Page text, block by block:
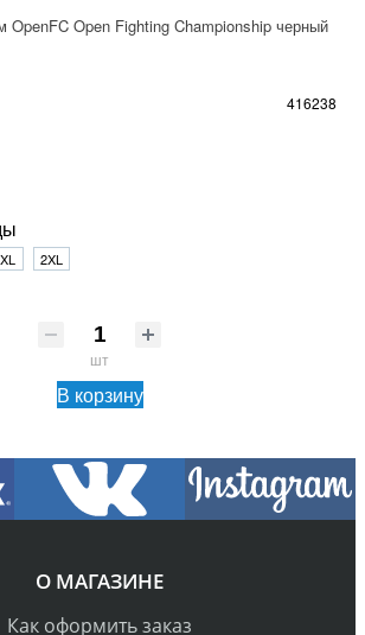
OpenFC Open Fighting Championship черный
416238
XL 2XL
шт
В корзину
О МАГАЗИНЕ
Как оформить заказ